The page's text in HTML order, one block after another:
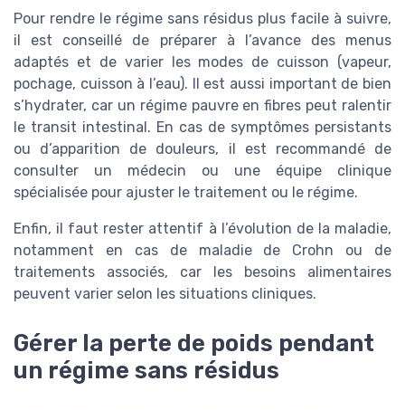
Pour rendre le régime sans résidus plus facile à suivre,
il est conseillé de préparer à l’avance des menus
adaptés et de varier les modes de cuisson (vapeur,
pochage, cuisson à l’eau). Il est aussi important de bien
s’hydrater, car un régime pauvre en fibres peut ralentir
le transit intestinal. En cas de symptômes persistants
ou d’apparition de douleurs, il est recommandé de
consulter un médecin ou une équipe clinique
spécialisée pour ajuster le traitement ou le régime.
Enfin, il faut rester attentif à l’évolution de la maladie,
notamment en cas de maladie de Crohn ou de
traitements associés, car les besoins alimentaires
peuvent varier selon les situations cliniques.
Gérer la perte de poids pendant
un régime sans résidus